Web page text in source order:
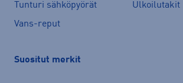
Tunturi sähköpyörät
Ulkoilutakit
Vans-reput
Suositut merkit